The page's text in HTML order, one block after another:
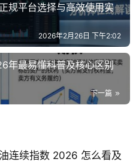
规平台选择与高效使用实
2026年2月26日 下午2:02
年最易懂科普及核心区别
下一篇
连续指数 2026 怎么看及